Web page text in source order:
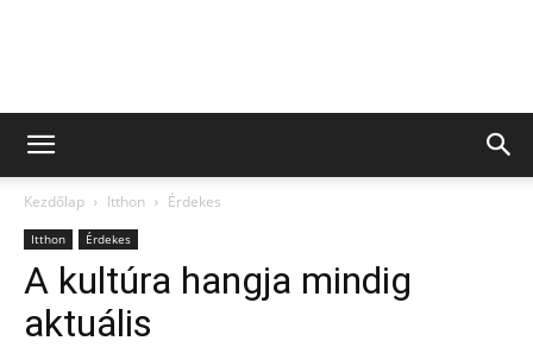
Kezdőlap Itthon Érdekes
Itthon Érdekes
A kultúra hangja mindig
aktuális